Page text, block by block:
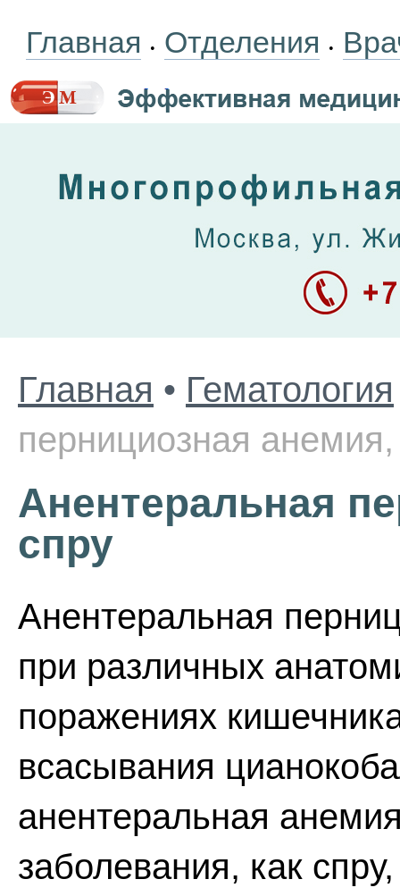
Главная • Отделения •
Главная • Гематология
пернициозная
Анентеральная
спру
Анентеральная
при различных
поражениях
всасывания
анентеральная
заболевания, как